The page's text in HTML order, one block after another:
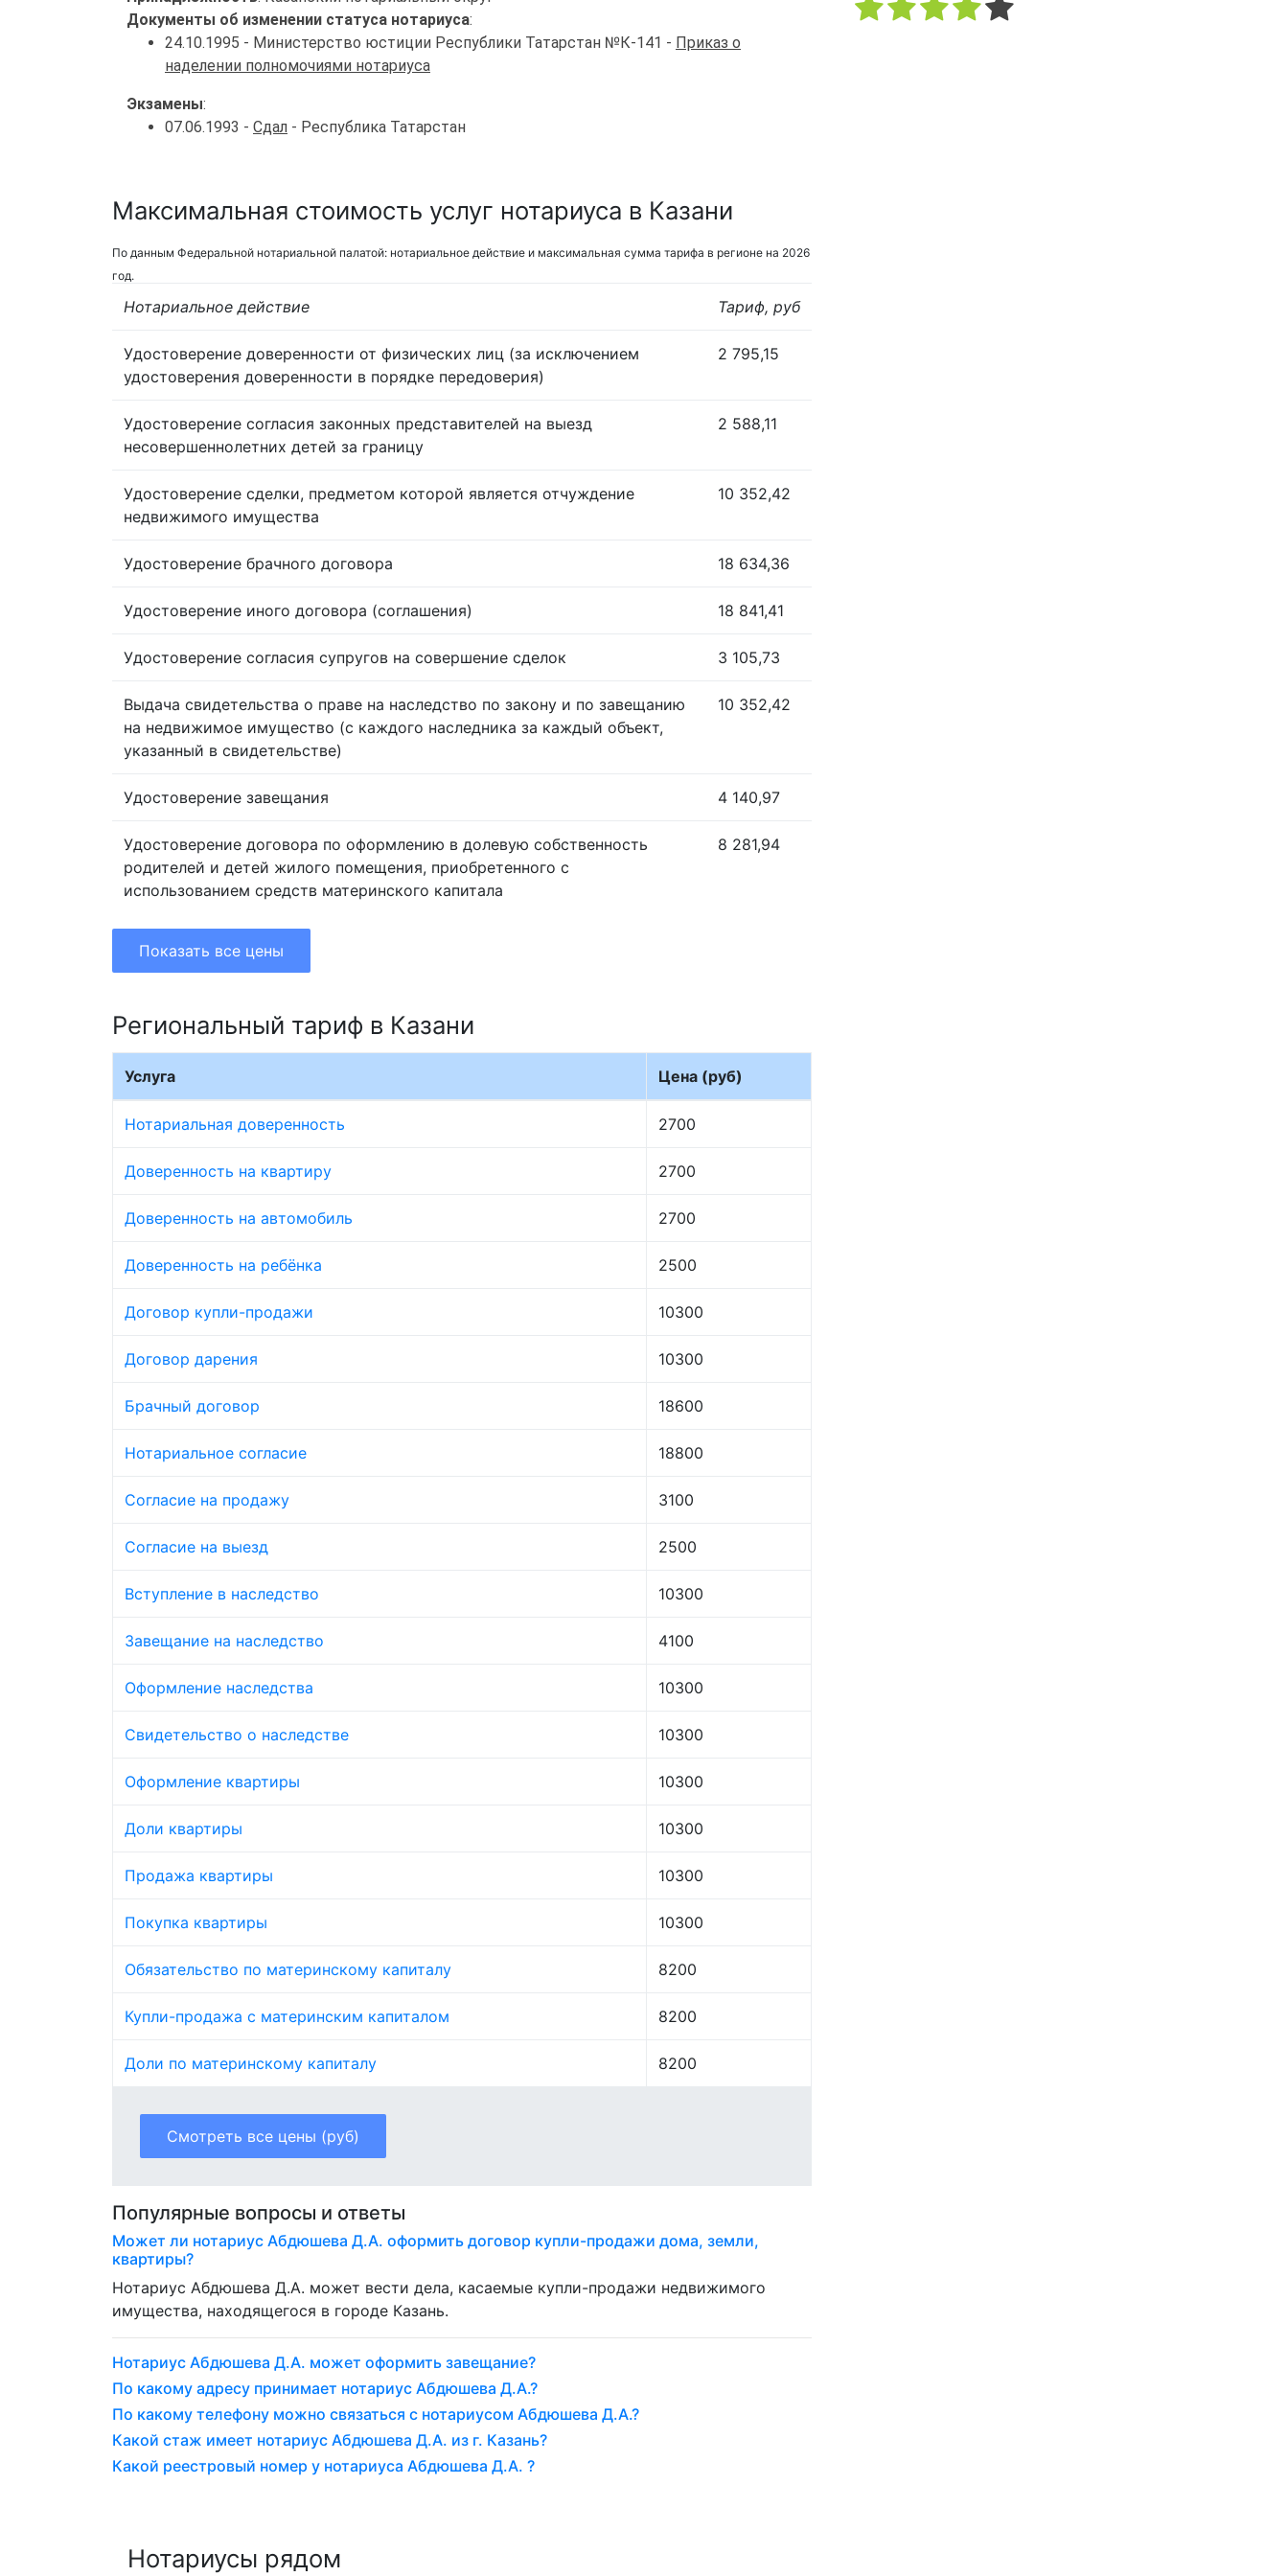
Документы об изменении статуса нотариуса:
24.10.1995 - Министерство юстиции Республики Татарстан №К-141 - Приказ о
наделении полномочиями нотариуса
Экзамены:
07.06.1993 - Сдал - Республика Татарстан
Максимальная стоимость услуг нотариуса в Казани
По данным Федеральной нотариальной палатой: нотариальное действие и максимальная сумма тарифа в регионе на 2026
год.
Нотариальное действие Тариф, руб
Удостоверение доверенности от физических лиц (за исключением
удостоверения доверенности в порядке передоверия)
2 795,15
Удостоверение согласия законных представителей на выезд
несовершеннолетних детей за границу
2 588,11
Удостоверение сделки, предметом которой является отчуждение
недвижимого имущества
10 352,42
Удостоверение брачного договора 18 634,36
Удостоверение иного договора (соглашения) 18 841,41
Удостоверение согласия супругов на совершение сделок 3 105,73
Выдача свидетельства о праве на наследство по закону и по завещанию
на недвижимое имущество (с каждого наследника за каждый объект,
указанный в свидетельстве)
10 352,42
Удостоверение завещания 4 140,97
Удостоверение договора по оформлению в долевую собственность
родителей и детей жилого помещения, приобретенного с
использованием средств материнского капитала
8 281,94
Показать все цены
Региональный тариф в Казани
Услуга Цена (руб)
Нотариальная доверенность 2700
Доверенность на квартиру 2700
Доверенность на автомобиль 2700
Доверенность на ребёнка 2500
Договор купли-продажи 10300
Договор дарения 10300
Брачный договор 18600
Нотариальное согласие 18800
Согласие на продажу 3100
Согласие на выезд 2500
Вступление в наследство 10300
Завещание на наследство 4100
Оформление наследства 10300
Свидетельство о наследстве 10300
Оформление квартиры 10300
Доли квартиры 10300
Продажа квартиры 10300
Покупка квартиры 10300
Обязательство по материнскому капиталу 8200
Купли-продажа с материнским капиталом 8200
Доли по материнскому капиталу 8200
Смотреть все цены (руб)
Популярные вопросы и ответы
Может ли нотариус Абдюшева Д.А. оформить договор купли-продажи дома, земли,
квартиры?
Нотариус Абдюшева Д.А. может вести дела, касаемые купли-продажи недвижимого
имущества, находящегося в городе Казань.
Нотариус Абдюшева Д.А. может оформить завещание?
По какому адресу принимает нотариус Абдюшева Д.А.?
По какому телефону можно связаться с нотариусом Абдюшева Д.А.?
Какой стаж имеет нотариус Абдюшева Д.А. из г. Казань?
Какой реестровый номер у нотариуса Абдюшева Д.А. ?
Нотариусы рядом